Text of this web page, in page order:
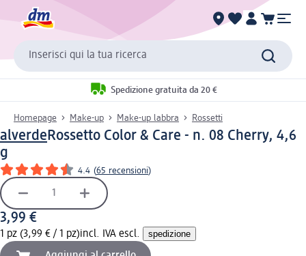
Inserisci qui la tua ricerca
Spedizione gratuita da 20 €
Homepage Make-up Make-up labbra Rossetti
alverdeRossetto Color & Care - n. 08 Cherry, 4,6
g
4.4 (65 recensioni)
3,99 €
1 pz (3,99 € / 1 pz)incl. IVA escl. spedizione